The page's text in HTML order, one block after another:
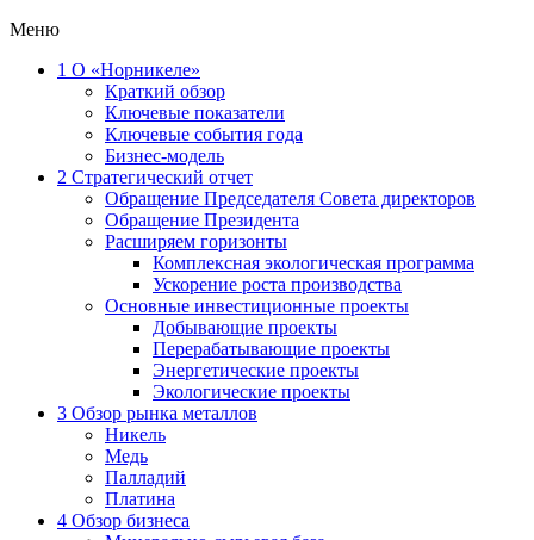
Меню
1 О «Норникеле»
Краткий обзор
Ключевые показатели
Ключевые события года
Бизнес-модель
2 Стратегический отчет
Обращение Председателя Совета директоров
Обращение Президента
Расширяем горизонты
Комплексная экологическая программа
Ускорение роста производства
Основные инвестиционные проекты
Добывающие проекты
Перерабатывающие проекты
Энергетические проекты
Экологические проекты
3 Обзор рынка металлов
Никель
Медь
Палладий
Платина
4 Обзор бизнеса